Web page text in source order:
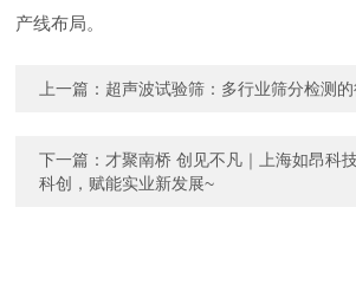
产线布局。
上一篇： 超声波试验筛：多行业筛分检测
下一篇： 才聚南桥 创见不凡｜上海如昂科
科创，赋能实业新发展~